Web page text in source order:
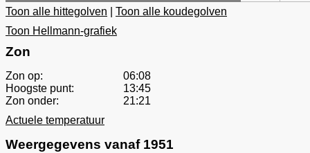
Toon alle hittegolven
Toon alle koudegolven
Toon Hellmann-grafiek
Zon
Zon op:
06:08
Hoogste punt:
13:45
Zon onder:
21:21
Actuele temperatuur
Weergegevens vanaf 1951